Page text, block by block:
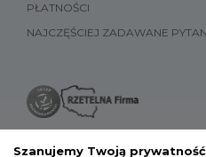
PŁATNOŚCI
NAJCZĘŚCIEJ ZADAWANE
Szanujemy Twoją prywatność